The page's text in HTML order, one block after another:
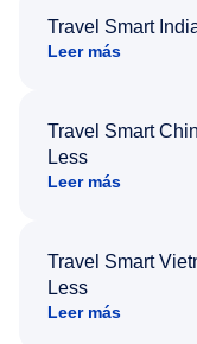
Travel Smart
Leer más
Travel Smart
Less
Leer más
Travel Smart
Less
Leer más